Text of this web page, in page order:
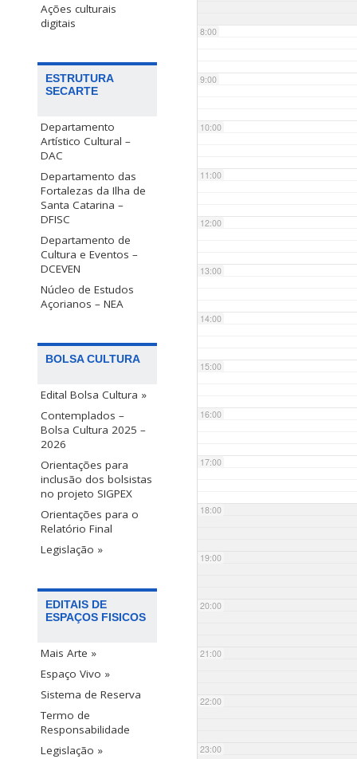
Ações culturais
digitais
ESTRUTURA
SECARTE
Departamento
Artístico Cultural –
DAC
Departamento das
Fortalezas da Ilha de
Santa Catarina –
DFISC
Departamento de
Cultura e Eventos –
DCEVEN
Núcleo de Estudos
Açorianos – NEA
BOLSA CULTURA
Edital Bolsa Cultura »
Contemplados –
Bolsa Cultura 2025 –
2026
Orientações para
inclusão dos bolsistas
no projeto SIGPEX
Orientações para o
Relatório Final
Legislação »
EDITAIS DE
ESPAÇOS FISICOS
Mais Arte »
Espaço Vivo »
Sistema de Reserva
Termo de
Responsabilidade
Legislação »
8:00
9:00
10:00
11:00
12:00
13:00
14:00
15:00
16:00
17:00
18:00
19:00
20:00
21:00
22:00
23:00